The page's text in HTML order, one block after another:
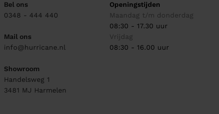
Bel ons
0348 - 444 440
Mail ons
info@hurricane.nl
Showroom
Handelsweg 1
3481 MJ Harmelen
Openingstijden
Maandag t/m donderdag
08:30 - 17.30 uur
Vrijdag
08:30 - 16.00 uur